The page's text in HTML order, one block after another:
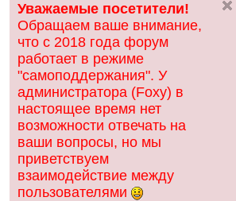
ск
Уважаемые посетители!
Обращаем ваше внимание,
что с 2018 года форум
работает в режиме
"самоподдержания". У
администратора (Foxy) в
настоящее время нет
возможности отвечать на
ваши вопросы, но мы
приветствуем
взаимодействие между
пользователями